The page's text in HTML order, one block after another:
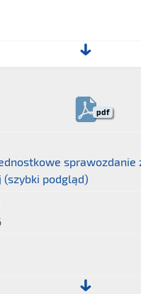
pdf
sprawozdanie
podgląd)